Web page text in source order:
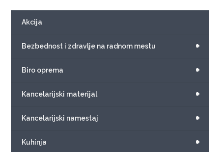
Akcija
+
Bezbednost i zdravlje na radnom mestu
+
Biro oprema
+
Kancelarijski materijal
+
Kancelarijski namestaj
+
Kuhinja